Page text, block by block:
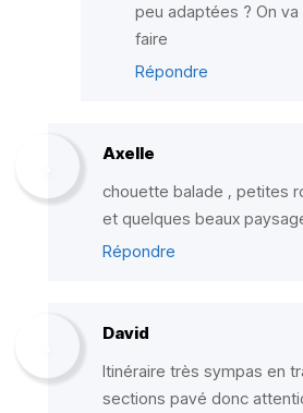
peu adaptées ? On
faire
Répondre
Axelle
chouette balade , petites
et quelques beaux
Répondre
David
Itinéraire très sympas en
sections pavé donc